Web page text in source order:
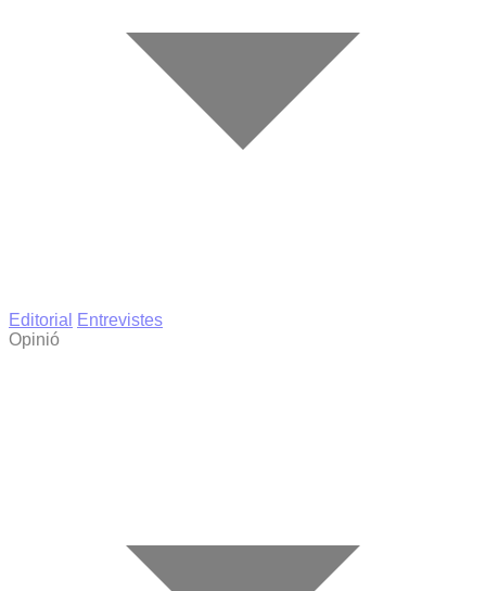
Editorial
Entrevistes
Opinió